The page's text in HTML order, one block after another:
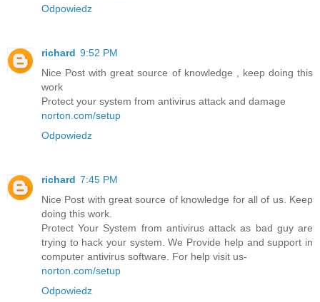
Odpowiedz
richard 9:52 PM
Nice Post with great source of knowledge , keep doing this
work
Protect your system from antivirus attack and damage
norton.com/setup
Odpowiedz
richard 7:45 PM
Nice Post with great source of knowledge for all of us. Keep
doing this work.
Protect Your System from antivirus attack as bad guy are
trying to hack your system. We Provide help and support in
computer antivirus software. For help visit us-
norton.com/setup
Odpowiedz